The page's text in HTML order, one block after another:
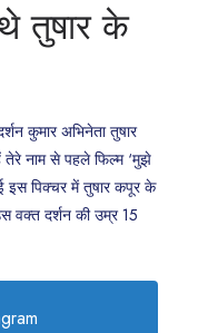
तुषार के
कुमार अभिनेता तुषार
नाम से पहले फिल्म ‘मुझे
पिक्चर में तुषार कपूर के
वक्त दर्शन की उम्र 15